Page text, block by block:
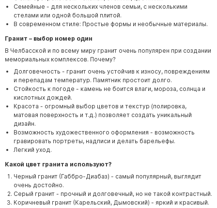
Семейные - для нескольких членов семьи, с несколькими
стелами или одной большой плитой.
В современном стиле: Простые формы и необычные материалы.
Гранит – выбор номер один
В Челбасской и по всему миру гранит очень популярен при создании
мемориальных комплексов. Почему?
Долговечность - гранит очень устойчив к износу, повреждениям
и перепадам температур. Памятник простоит долго.
Стойкость к погоде - камень не боится влаги, мороза, солнца и
кислотных дождей.
Красота - огромный выбор цветов и текстур (полировка,
матовая поверхность и т.д.) позволяет создать уникальный
дизайн.
Возможность художественного оформления - возможность
гравировать портреты, надписи и делать барельефы.
Легкий уход.
Какой цвет гранита используют?
Черный гранит (Габбро-Диабаз) - самый популярный, выглядит
очень достойно.
Серый гранит - прочный и долговечный, но не такой контрастный.
Коричневый гранит (Карельский, Дымовский) - яркий и красивый.